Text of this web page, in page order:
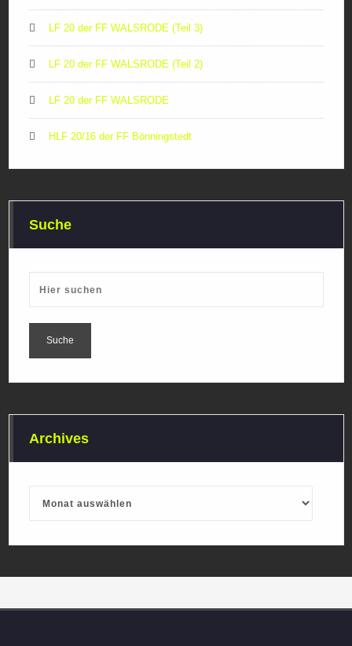
LF 20 der FF WALSRODE (Teil 3)
LF 20 der FF WALSRODE (Teil 2)
LF 20 der FF WALSRODE
HLF 20/16 der FF Bönningstedt
Suche
Archives